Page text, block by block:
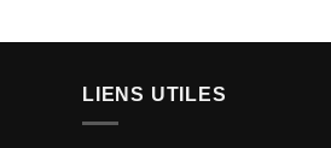
LIENS UTILES